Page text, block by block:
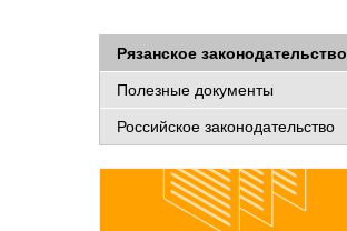
Рязанское законодательство
Полезные документы
Российское законодательство